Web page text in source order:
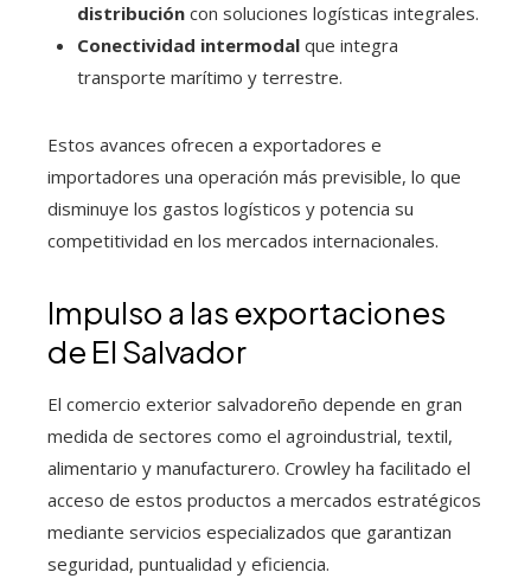
distribución con soluciones logísticas integrales.
Conectividad intermodal que integra
transporte marítimo y terrestre.
Estos avances ofrecen a exportadores e
importadores una operación más previsible, lo que
disminuye los gastos logísticos y potencia su
competitividad en los mercados internacionales.
Impulso a las exportaciones
de El Salvador
El comercio exterior salvadoreño depende en gran
medida de sectores como el agroindustrial, textil,
alimentario y manufacturero. Crowley ha facilitado el
acceso de estos productos a mercados estratégicos
mediante servicios especializados que garantizan
seguridad, puntualidad y eficiencia.